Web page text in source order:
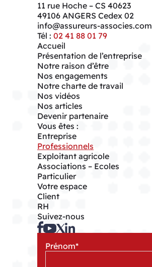
11 rue Hoche – CS 40623
49106 ANGERS Cedex 02
info@assureurs-associes.com
Tél : 02 41 88 01 79
Accueil
Présentation de l’entreprise
Notre raison d’être
Nos engagements
Notre charte de travail
Nos vidéos
Nos articles
Devenir partenaire
Vous êtes :
Entreprise
Professionnels
Exploitant agricole
Associations – Ecoles
Particulier
Votre espace
Client
RH
Suivez-nous
Prénom*